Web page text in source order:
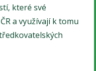
které své
a využívají k tomu